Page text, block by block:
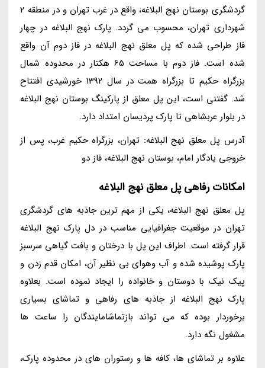
گردشگری بوستان نهج البلاغه، واقع در غرب تهران و در منطقه 2
شهرداری تهران، محسوب می گردد. پارک نهج البلاغه در چهار
فاز طراحی شده که پل معلق نهج البلاغه در فاز دوم آن واقع
شده است. فاز دوم با مساحت 65 هکتار در محدوده شمال
بزرگراه حکیم تا بزرگراه همت در سال 1392 خورشیدی افتتاح
شد. گفتنی است، این پل معلق از پارکینگ بوستان نهج البلاغه
در بلوار عربشاهی تا پارک پردیسان امتداد دارد.
آدرس پل معلق نهج البلاغه: تهران، بزرگراه حکیم غرب، پس از
خروجی یادگار امام، بوستان نهج البلاغه، فاز دو
امکانات رفاهی پل معلق نهج البلاغه
پل معلق نهج البلاغه، یکی از مهم ترین جاذبه های گردشگری
تهران در موقعیت جغرافیایی مناسب در دل پارک نهج البلاغه
قرار گرفته است. اطراف این پل با درختان و بافت گیاهی سرسبز
پارک پوشیده شده و آب وهوای بی نظیر آن، امکان قدم زدن و
پیک نیک با دوستان و خانواده را ایجاد نموده است. بعلاوه
پارک نهج البلاغه از جاذبه های رفاهی و تماشای بسیاری
برخوردار بوده که می تواند بازتماشامایندگان را ساعت ها
مشغول نگه دارد.
علاوه بر تماشای ها، کافه ها و رستوران های در محدوده پارک،